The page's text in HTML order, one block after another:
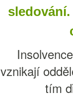
vznikají
tím